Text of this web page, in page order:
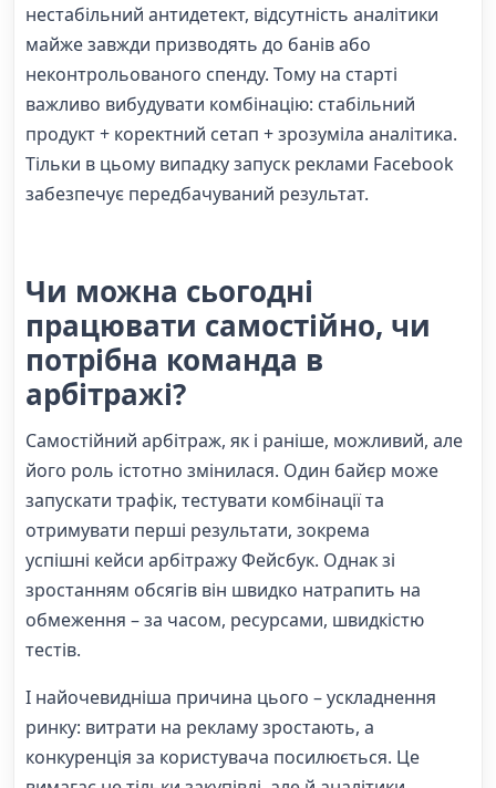
нестабільний антидетект, відсутність аналітики
майже завжди призводять до банів або
неконтрольованого спенду. Тому на старті
важливо вибудувати комбінацію: стабільний
продукт + коректний сетап + зрозуміла аналітика.
Тільки в цьому випадку запуск реклами Facebook
забезпечує передбачуваний результат.
Чи можна сьогодні
працювати самостійно, чи
потрібна команда в
арбітражі?
Самостійний арбітраж, як і раніше, можливий, але
його роль істотно змінилася. Один байєр може
запускати трафік, тестувати комбінації та
отримувати перші результати, зокрема
успішні кейси арбітражу Фейсбук. Однак зі
зростанням обсягів він швидко натрапить на
обмеження – за часом, ресурсами, швидкістю
тестів.
І найочевидніша причина цього – ускладнення
ринку: витрати на рекламу зростають, а
конкуренція за користувача посилюється. Це